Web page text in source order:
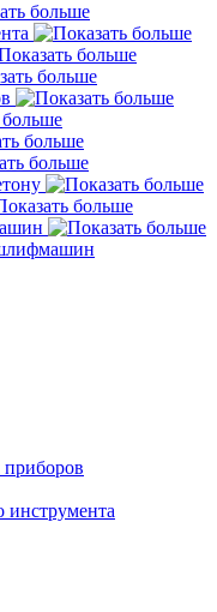
приборов
инструмента